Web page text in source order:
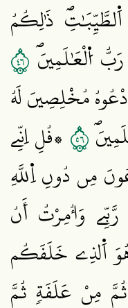
ذَٰلِكُمُ
اُ۬لْعَٰلَمِينَۖ٦٤
مُخْلِصِينَ لَهُ
٦٥ ۞قُلِ اِنِّے
مِن دُونِ اِ۬للَّهِ
وَأُمِرْتُ أَنُ
اَ۬لذِے خَلَقَكُم
مِنْ عَلَقَةٖ ثُمَّ